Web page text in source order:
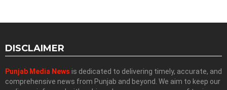
DISCLAIMER
Punjab Media News is dedicated to delivering timely, accurate, and
comprehensive news from Punjab and beyond. We aim to keep our